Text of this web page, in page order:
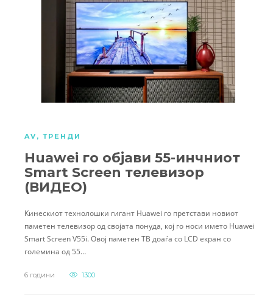
AV , ТРЕНДИ
Huawei го објави 55-инчниот
Smart Screen телевизор
(ВИДЕО)
Кинескиот технолошки гигант Huawei го претстави новиот
паметен телевизор од својата понуда, кој го носи името Huawei
Smart Screen V55i. Овој паметен ТВ доаѓа со LCD екран со
големина од 55…
6 години 1300